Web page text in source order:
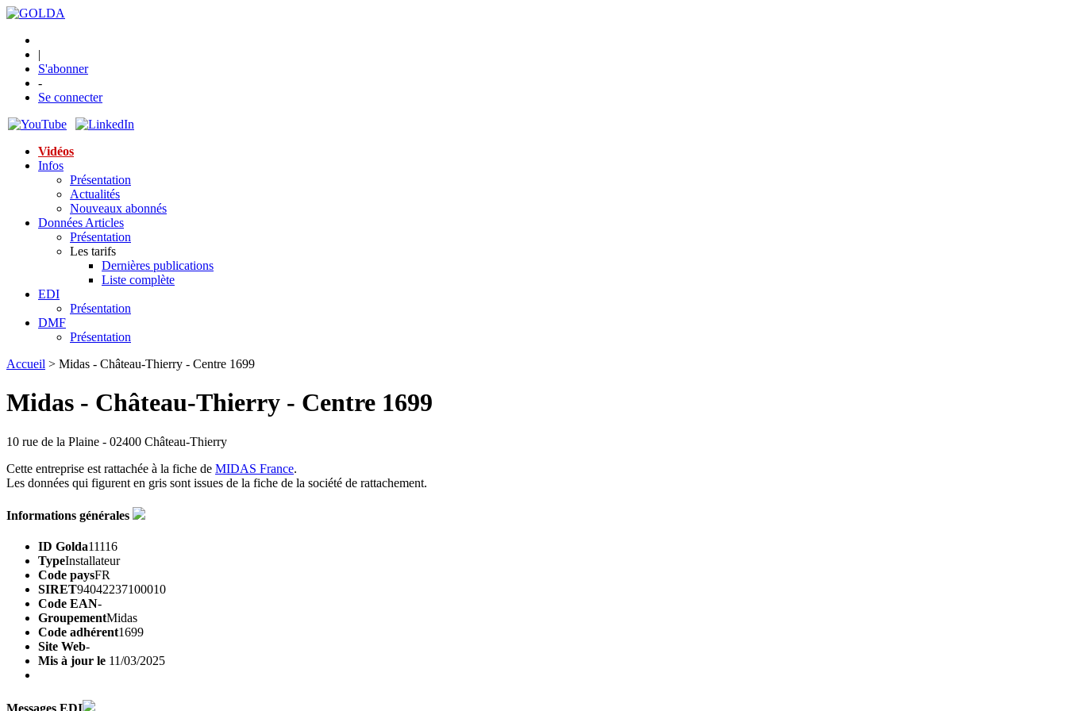
|
S'abonner
-
Se connecter
Vidéos
Infos
Présentation
Actualités
Nouveaux abonnés
Données Articles
Présentation
Les tarifs
Dernières publications
Liste complète
EDI
Présentation
DMF
Présentation
Accueil > Midas - Château-Thierry - Centre 1699
Midas - Château-Thierry - Centre 1699
10 rue de la Plaine - 02400 Château-Thierry
Cette entreprise est rattachée à la fiche de MIDAS France.
Les données qui figurent en gris sont issues de la fiche de la société de rattachement.
Informations générales
ID Golda11116
TypeInstallateur
Code paysFR
SIRET94042237100010
Code EAN-
GroupementMidas
Code adhérent1699
Site Web-
Mis à jour le 11/03/2025
Messages EDI